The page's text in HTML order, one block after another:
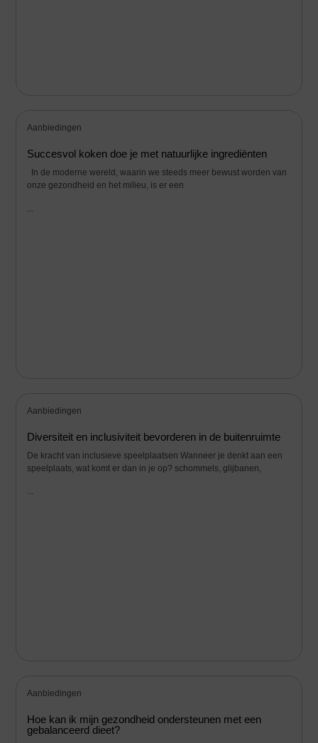
Aanbiedingen
Succesvol koken doe je met natuurlijke ingrediënten
In de moderne wereld, waarin we steeds meer bewust worden van
onze gezondheid en het milieu, is er een
...
Aanbiedingen
Diversiteit en inclusiviteit bevorderen in de buitenruimte
De kracht van inclusieve speelplaatsen Wanneer je denkt aan een
speelplaats, wat komt er dan in je op? schommels, glijbanen,
...
Aanbiedingen
Hoe kan ik mijn gezondheid ondersteunen met een
gebalanceerd dieet?